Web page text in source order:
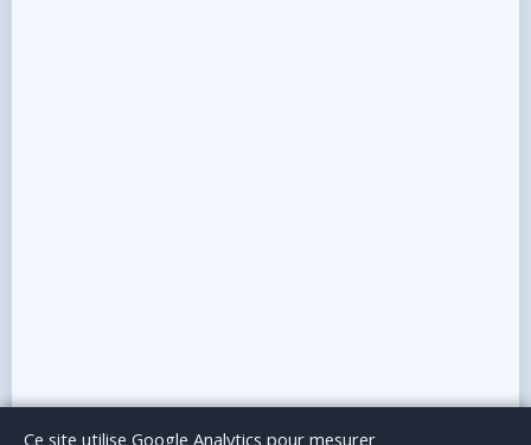
Le BlogPublicité Articles invitésMentions Légales
Ce site utilise Google Analytics pour mesurer